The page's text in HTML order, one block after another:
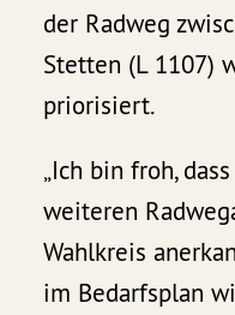
der Radweg
Stetten (L 1107)
priorisiert.
„Ich bin froh,
weiteren
Wahlkreis
im Bedarfsplan